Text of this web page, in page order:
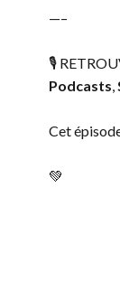
—–
🎙
Podcasts,
Cet
💚